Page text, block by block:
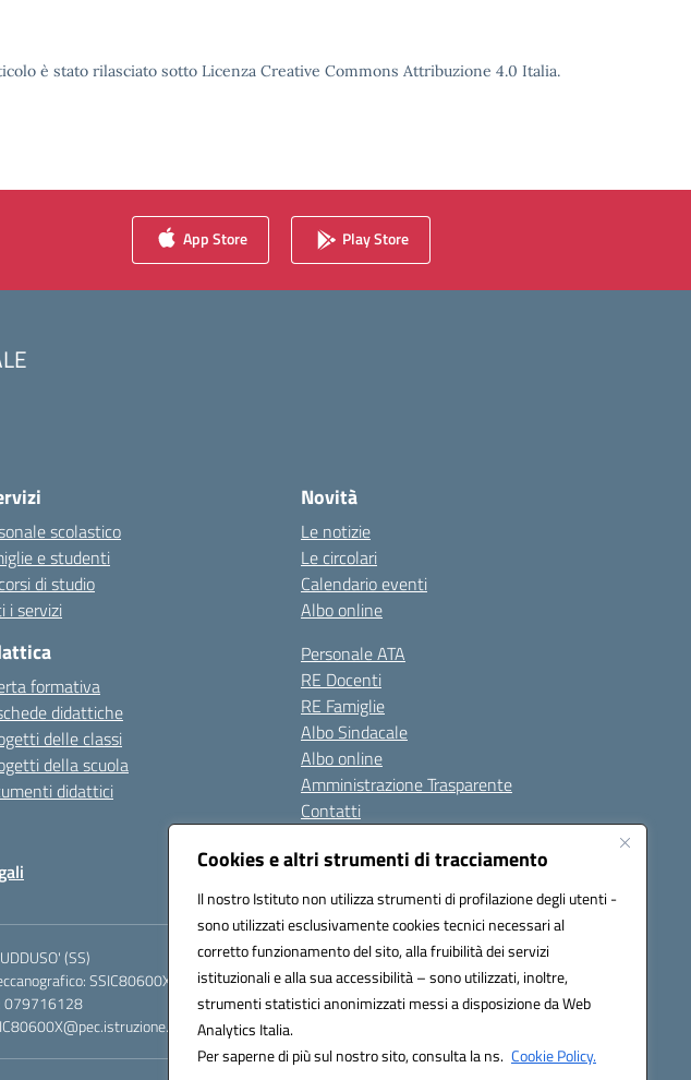
Cookies e altri strumenti di tracciamento
Il nostro Istituto non utilizza strumenti di profilazione degli utenti -
sono utilizzati esclusivamente cookies tecnici necessari al
corretto funzionamento del sito, alla fruibilità dei servizi
istituzionali e alla sua accessibilità – sono utilizzati, inoltre,
strumenti statistici anonimizzati messi a disposizione da Web
Analytics Italia.
Per saperne di più sul nostro sito, consulta la ns. Cookie Policy.
è stato rilasciato sotto Licenza Creative Commons Attribuzione 4.0 Italia.
App Store Play Store
scolastico
e studenti
di studio
i servizi
formativa
didattiche
delle classi
della scuola
didattici
Novità
Le notizie
Le circolari
Calendario eventi
Albo online
Personale ATA
RE Docenti
RE Famiglie
Albo Sindacale
Albo online
Amministrazione Trasparente
Contatti
(SS)
SSIC80600X
079716128